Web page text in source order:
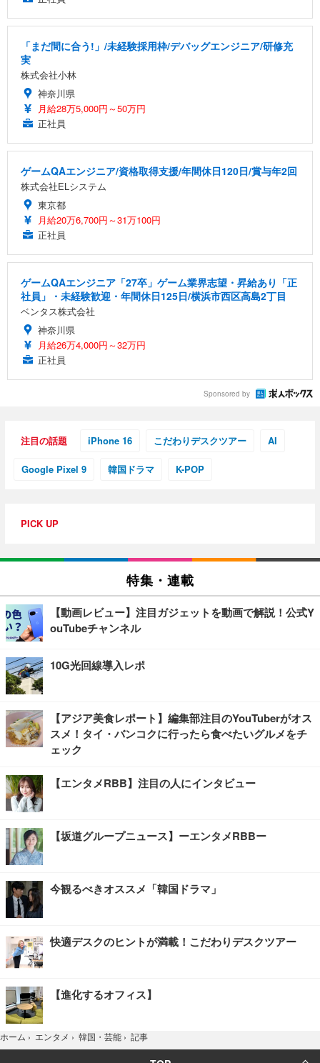
「まだ間に合う!」/未経験採用枠/デバッグエンジニア/研修充
実
株式会社小林
神奈川県
月給28万5,000円～50万円
正社員
ゲームQAエンジニア/資格取得支援/年間休日120日/賞与年2回
株式会社ELシステム
東京都
月給20万6,700円～31万100円
正社員
ゲームQAエンジニア「27卒」ゲーム業界志望・昇給あり「正
社員」・未経験歓迎・年間休日125日/横浜市西区高島2丁目
ベンタス株式会社
神奈川県
月給26万4,000円～32万円
正社員
Sponsored by
注目の話題 iPhone 16 こだわりデスクツアー AI
Google Pixel 9 韓国ドラマ K-POP
PICK UP
特集・連載
【動画レビュー】注目ガジェットを動画で解説！公式Y
ouTubeチャンネル
10G光回線導入レポ
【アジア美食レポート】編集部注目のYouTuberがオス
スメ！タイ・バンコクに行ったら食べたいグルメをチ
ェック
【エンタメRBB】注目の人にインタビュー
【坂道グループニュース】ーエンタメRBBー
今観るべきオススメ「韓国ドラマ」
快適デスクのヒントが満載！こだわりデスクツアー
【進化するオフィス】
ホーム › エンタメ › 韓国・芸能 › 記事